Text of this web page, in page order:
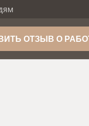
ОТЗЫВ О